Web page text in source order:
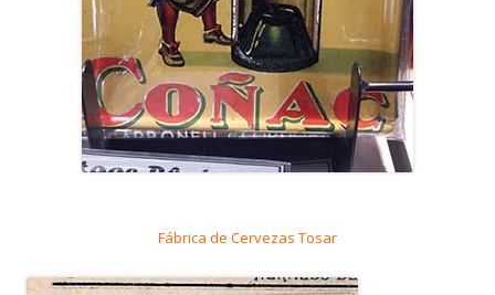
Fábrica de Cervezas Tosar